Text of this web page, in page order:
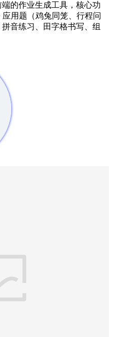
的作业生成工具，核心功
用题（鸡兔同笼、行程问
音练习、田字格书写、组